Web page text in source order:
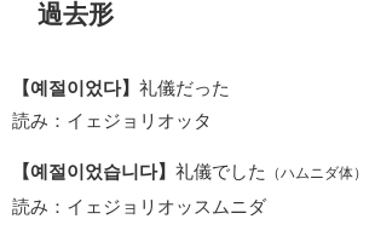
過去形
【예절이었다】 礼儀だった
読み：イェジョリオッタ
【예절이었습니다】 礼儀でした （ハムニダ体）
読み：イェジョリオッスムニダ